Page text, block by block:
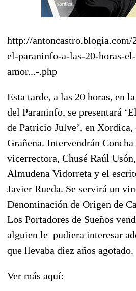
http://antoncastro.blogia.com/
el-paraninfo-a-las-20-horas-
amor...-.php
Esta tarde, a las 20 horas, en
del Paraninfo, se presentará
de Patricio Julve’, en
Grañena. Intervendrán
vicerrectora, Chusé Raúl
Almudena Vidorreta y el
Javier Rueda. Se servirá un
Denominación de Origen de
Los Portadores de Sueños
alguien le pudiera interesar
que llevaba diez años agotado.
Ver más aquí: